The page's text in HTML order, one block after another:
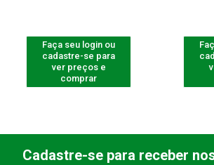
Faça seu login ou
cadastre-se para
ver preços e
comprar
Cadastre-se para receber